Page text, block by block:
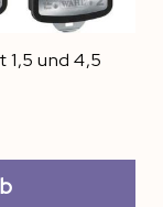
und 4,5